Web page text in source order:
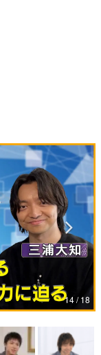
14 / 18